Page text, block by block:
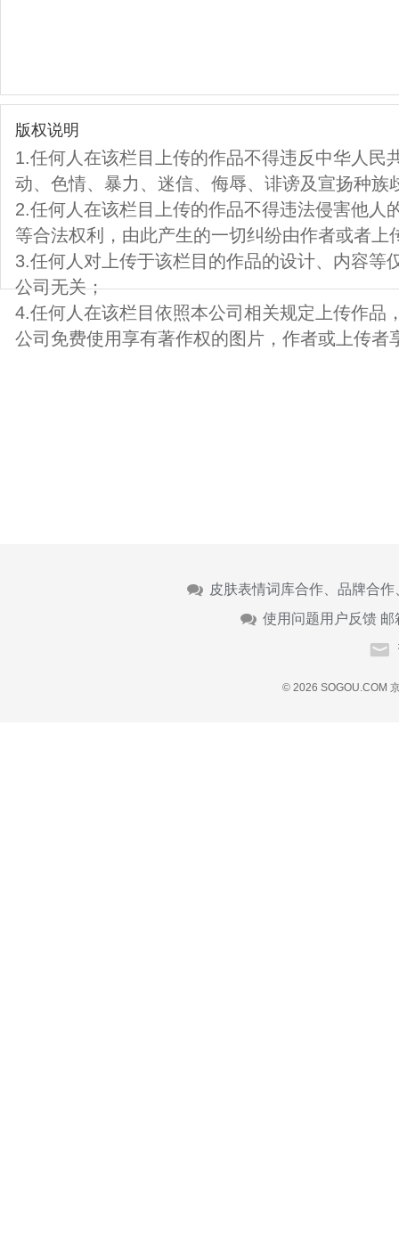
版权说明
1.任何人在该栏目上传的作品不得违反中华人民
动、色情、暴力、迷信、侮辱、诽谤及宣扬种族
2.任何人在该栏目上传的作品不得违法侵害他人
等合法权利，由此产生的一切纠纷由作者或者上
3.任何人对上传于该栏目的作品的设计、内容等
公司无关；
4.任何人在该栏目依照本公司相关规定上传作品
公司免费使用享有著作权的图片，作者或上传者
皮肤表情词库合作、品牌合
使用问题用户反馈 邮
© 2026 SOGOU.COM